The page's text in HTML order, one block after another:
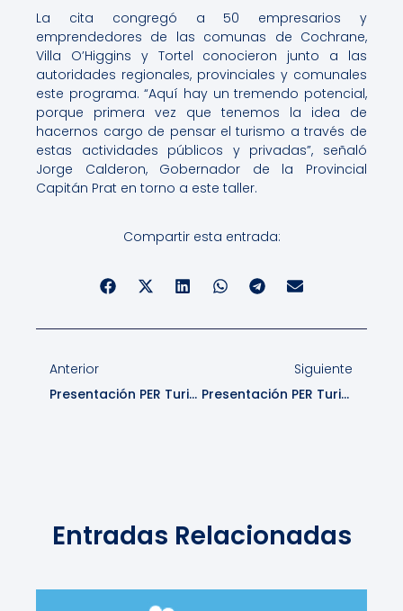
La cita congregó a 50 empresarios y
emprendedores de las comunas de Cochrane,
Villa O’Higgins y Tortel conocieron junto a las
autoridades regionales, provinciales y comunales
este programa. “Aquí hay un tremendo potencial,
porque primera vez que tenemos la idea de
hacernos cargo de pensar el turismo a través de
estas actividades públicos y privadas”, señaló
Jorge Calderon, Gobernador de la Provincial
Capitán Prat en torno a este taller.
Compartir esta entrada:
Anterior
Presentación PER Turismo En Coyhaique
Siguiente
Presentación PER Turismo En La Junta
Entradas Relacionadas